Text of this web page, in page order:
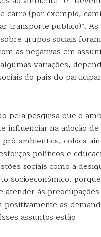
carro (por exemplo,
transporte público)”. As
grupos sociais foram
as negativas em
variações,
do país do
pela pesquisa que o
influenciar na adoção de
ambientais, coloca
políticos e
sociais como a
socioeconômico,
atender às preocupações
positivamente as
assuntos estão